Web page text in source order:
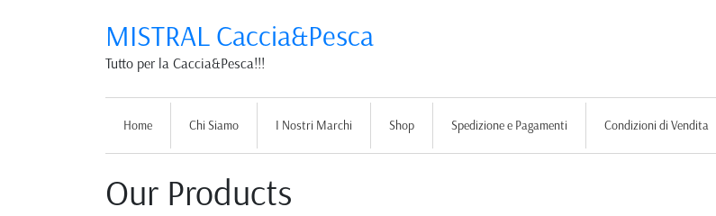
MISTRAL Caccia&Pesca
Tutto per la Caccia&Pesca!!!
Home Chi Siamo I Nostri Marchi Shop Spedizione e Pagamenti Condizioni di Vendita
Our Products